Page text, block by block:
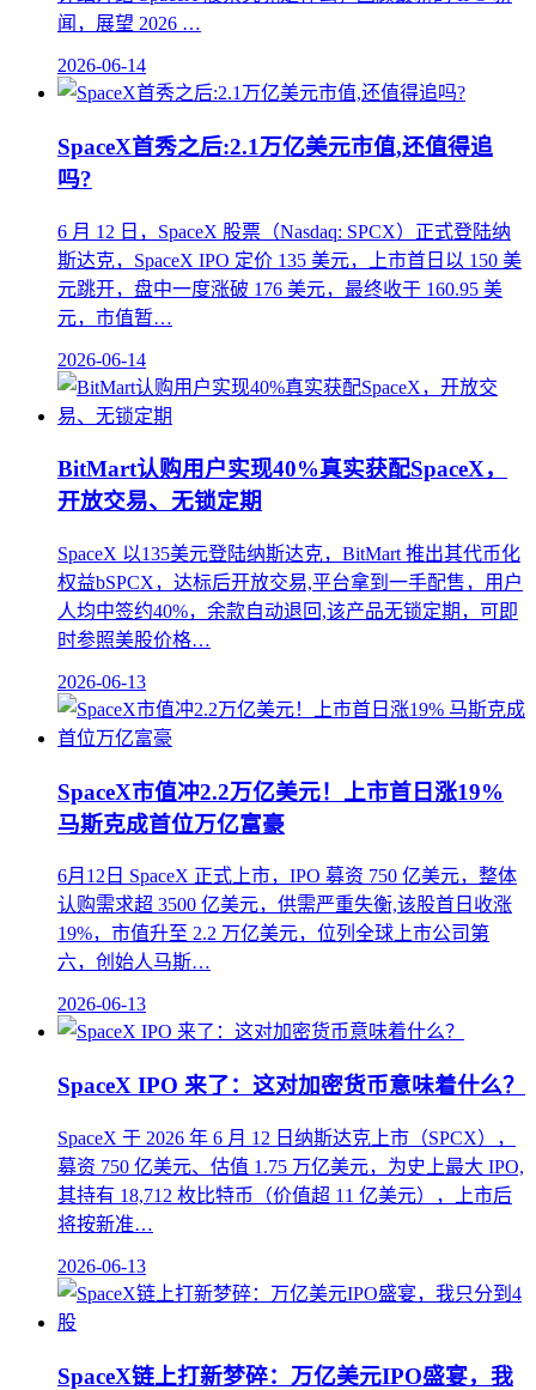
闻，展望 2026 …
2026-06-14
SpaceX首秀之后:2.1万亿美元市值,还值得追
吗?
6 月 12 日，SpaceX 股票（Nasdaq: SPCX）正式登陆纳
斯达克，SpaceX IPO 定价 135 美元，上市首日以 150 美
元跳开，盘中一度涨破 176 美元，最终收于 160.95 美
元，市值暂…
2026-06-14
BitMart认购用户实现40%真实获配SpaceX，
开放交易、无锁定期
SpaceX 以135美元登陆纳斯达克，BitMart 推出其代币化
权益bSPCX，达标后开放交易,平台拿到一手配售，用户
人均中签约40%，余款自动退回,该产品无锁定期，可即
时参照美股价格…
2026-06-13
SpaceX市值冲2.2万亿美元！上市首日涨19%
马斯克成首位万亿富豪
6月12日 SpaceX 正式上市，IPO 募资 750 亿美元，整体
认购需求超 3500 亿美元，供需严重失衡,该股首日收涨
19%，市值升至 2.2 万亿美元，位列全球上市公司第
六，创始人马斯…
2026-06-13
SpaceX IPO 来了：这对加密货币意味着什么？
SpaceX 于 2026 年 6 月 12 日纳斯达克上市（SPCX），
募资 750 亿美元、估值 1.75 万亿美元，为史上最大 IPO,
其持有 18,712 枚比特币（价值超 11 亿美元），上市后
将按新准…
2026-06-13
SpaceX链上打新梦碎：万亿美元IPO盛宴，我